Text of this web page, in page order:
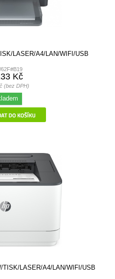
LASER/A4/LAN/WIFI/USB
Kč
(bez DPH)
TISK/LASER/A4/LAN/WIFI/USB